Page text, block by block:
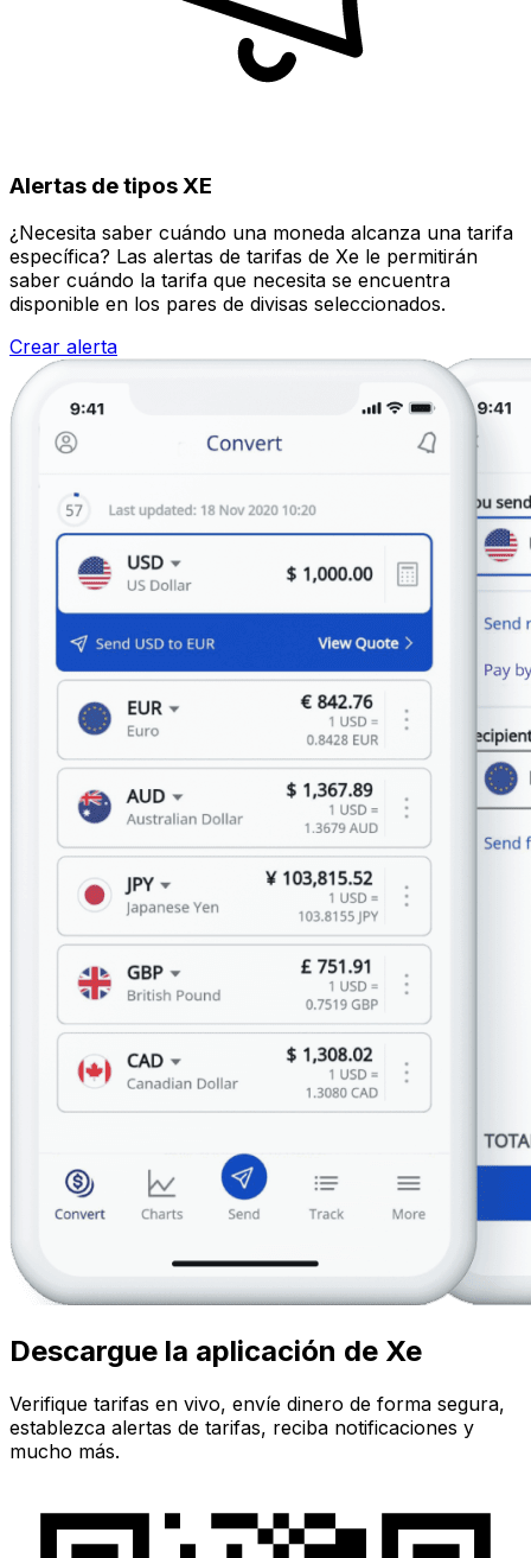
Alertas de tipos XE
¿Necesita saber cuándo una moneda alcanza una tarifa
específica? Las alertas de tarifas de Xe le permitirán
saber cuándo la tarifa que necesita se encuentra
disponible en los pares de divisas seleccionados.
Crear alerta
Descargue la aplicación de Xe
Verifique tarifas en vivo, envíe dinero de forma segura,
establezca alertas de tarifas, reciba notificaciones y
mucho más.